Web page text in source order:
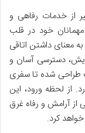
از خدمات رفاهی و
خود در قلب
معنای داشتن اتاقی
دسترسی آسان و
طراحی شده تا سفری
از لحظه ورود، این
از آرامش و رفاه غرق
کرد.